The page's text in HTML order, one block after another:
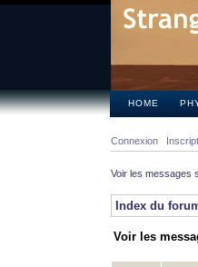
HOME
Connexion
Voir les messages
Index du
Voir les